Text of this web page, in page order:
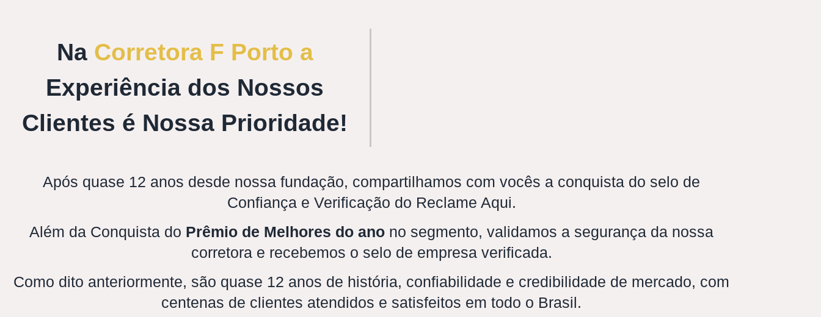
Na Corretora F Porto a
Experiência dos Nossos
Clientes é Nossa Prioridade!
Após quase 12 anos desde nossa fundação, compartilhamos com vocês a conquista do selo de
Confiança e Verificação do Reclame Aqui.
Além da Conquista do Prêmio de Melhores do ano no segmento, validamos a segurança da nossa
corretora e recebemos o selo de empresa verificada.
Como dito anteriormente, são quase 12 anos de história, confiabilidade e credibilidade de mercado, com
centenas de clientes atendidos e satisfeitos em todo o Brasil.